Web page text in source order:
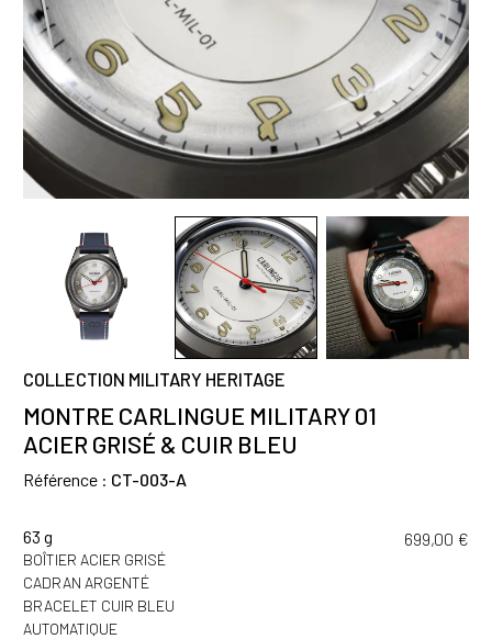
COLLECTION MILITARY HERITAGE
MONTRE CARLINGUE MILITARY 01
ACIER GRISÉ & CUIR BLEU
Référence : CT-003-A
63 g
BOÎTIER ACIER GRISÉ
CADRAN ARGENTÉ
BRACELET CUIR BLEU
AUTOMATIQUE
699,00 €